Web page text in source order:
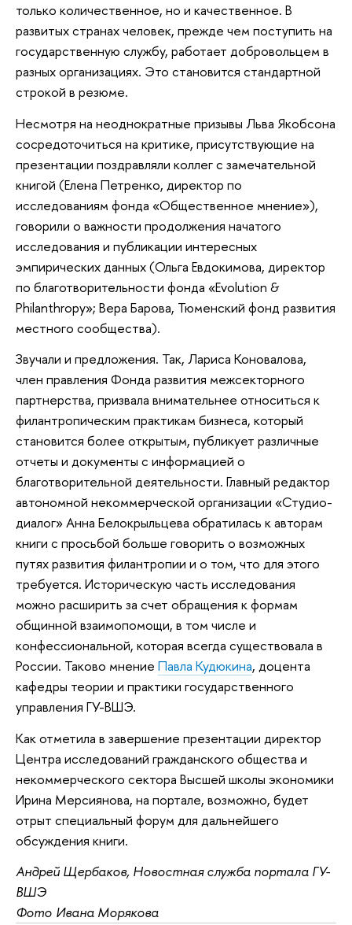
только количественное, но и качественное. В
развитых странах человек, прежде чем поступить на
государственную службу, работает добровольцем в
разных организациях. Это становится стандартной
строкой в резюме.
Несмотря на неоднократные призывы Льва Якобсона
сосредоточиться на критике, присутствующие на
презентации поздравляли коллег с замечательной
книгой (Елена Петренко, директор по
исследованиям фонда «Общественное мнение»),
говорили о важности продолжения начатого
исследования и публикации интересных
эмпирических данных (Ольга Евдокимова, директор
по благотворительности фонда «Evolution &
Philanthropy»; Вера Барова, Тюменский фонд развития
местного сообщества).
Звучали и предложения. Так, Лариса Коновалова,
член правления Фонда развития межсекторного
партнерства, призвала внимательнее относиться к
филантропическим практикам бизнеса, который
становится более открытым, публикует различные
отчеты и документы с информацией о
благотворительной деятельности. Главный редактор
автономной некоммерческой организации «Студио-
диалог» Анна Белокрыльцева обратилась к авторам
книги с просьбой больше говорить о возможных
путях развития филантропии и о том, что для этого
требуется. Историческую часть исследования
можно расширить за счет обращения к формам
общинной взаимопомощи, в том числе и
конфессиональной, которая всегда существовала в
России. Таково мнение Павла Кудюкина, доцента
кафедры теории и практики государственного
управления ГУ-ВШЭ.
Как отметила в завершение презентации директор
Центра исследований гражданского общества и
некоммерческого сектора Высшей школы экономики
Ирина Мерсиянова, на портале, возможно, будет
отрыт специальный форум для дальнейшего
обсуждения книги.
Андрей Щербаков, Новостная служба портала ГУ-
ВШЭ
Фото Ивана Морякова